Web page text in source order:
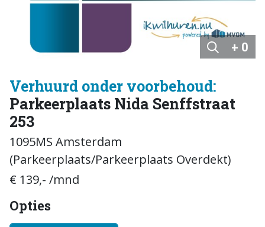
+ 0
Verhuurd onder voorbehoud:
Parkeerplaats Nida Senffstraat
253
1095MS Amsterdam
(Parkeerplaats/Parkeerplaats Overdekt)
€ 139,- /mnd
Opties